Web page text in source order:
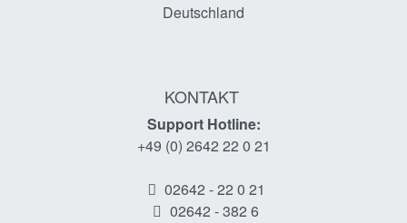
Deutschland
KONTAKT
Support Hotline:
+49 (0) 2642 22 0 21
02642 - 22 0 21
02642 - 382 6